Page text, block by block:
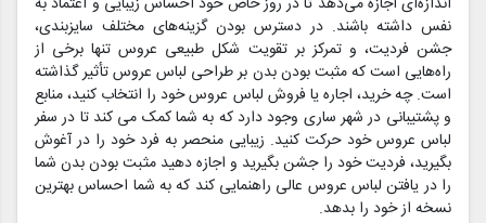
نفس داشته باشند. در دسترس بودن گزینه‌های مختلف سایزبندی،
جشن فردیت، و تمرکز بر تقویت شکل طبیعی عروس تنها برخی از
راه‌هایی است که مثبت بودن بدن بر طراحی لباس عروس تأثیر گذاشته
است. چه خرید، اجاره یا فروش لباس عروس خود را انتخاب کنید، منابع
و پشتیبانی در شهر ساری وجود دارد که به شما کمک می کند تا در سفر
لباس عروس خود حرکت کنید. زیبایی منحصر به فرد خود را در آغوش
بگیرید، فردیت خود را جشن بگیرید و اجازه دهید مثبت بودن بدن شما
را در یافتن لباس عروس عالی راهنمایی کند که به شما احساس بهترین
نسخه از خود را بدهد.